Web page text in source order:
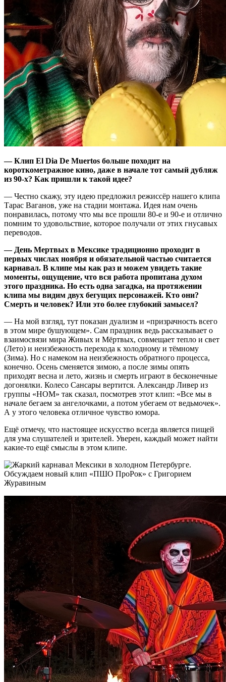
—Клип El Dia De Muertos больше походит на
короткометражное кино, даже в начале тот самый дубляж
из 90-х? Как пришли к такой идее?
— Честно скажу, эту идею предложил режиссёр нашего клипа
Тарас Ваганов, уже на стадии монтажа. Идея нам очень
понравилась, потому что мы все прошли 80-е и 90-е и отлично
помним то удовольствие, которое получали от этих гнусавых
переводов.
— День Мертвых в Мексике традиционно проходит в
первых числах ноября и обязательной частью считается
карнавал. В клипе мы как раз и можем увидеть такие
моменты, ощущение, что вся работа пропитана духом
этого праздника. Но есть одна загадка, на протяжении
клипа мы видим двух бегущих персонажей. Кто они?
Смерть и человек? Или это более глубокий замысел?
— На мой взгляд, тут показан дуализм и «призрачность всего
в этом мире бушующем». Сам праздник ведь рассказывает о
взаимосвязи мира Живых и Мёртвых, совмещает тепло и свет
(Лето) и неизбежность перехода к холодному и тёмному
(Зима). Но с намеком на неизбежность обратного процесса,
конечно. Осень сменяется зимою, а после зимы опять
приходят весна и лето, жизнь и смерть играют в бесконечные
догонялки. Колесо Сансары вертится. Александр Ливер из
группы «НОМ» так сказал, посмотрев этот клип: «Все мы в
начале бегаем за ангелочками, а потом убегаем от ведьмочек».
А у этого человека отличное чувство юмора.
Ещё отмечу, что настоящее искусство всегда является пищей
для ума слушателей и зрителей. Уверен, каждый может найти
какие-то ещё смыслы в этом клипе.